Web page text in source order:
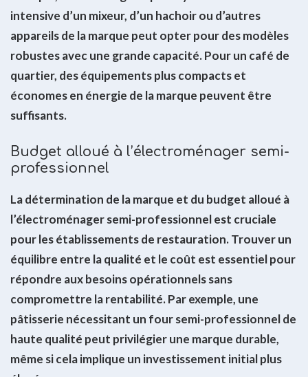
intensive d’un mixeur, d’un hachoir ou d’autres
appareils de la marque peut opter pour des modèles
robustes avec une grande capacité. Pour un café de
quartier, des équipements plus compacts et
économes en énergie de la marque peuvent être
suffisants.
Budget alloué à l’électroménager semi-
professionnel
La détermination de la marque et du budget alloué à
l’électroménager semi-professionnel est cruciale
pour les établissements de restauration. Trouver un
équilibre entre la qualité et le coût est essentiel pour
répondre aux besoins opérationnels sans
compromettre la rentabilité. Par exemple, une
pâtisserie nécessitant un four semi-professionnel de
haute qualité peut privilégier une marque durable,
même si cela implique un investissement initial plus